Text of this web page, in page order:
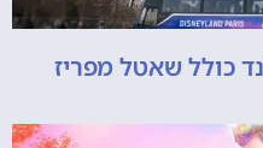
כולל שאטל מפריז